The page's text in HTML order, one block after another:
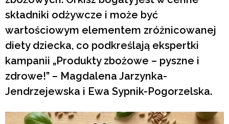
składniki odżywcze i może być
wartościowym elementem zróżnicowanej
diety dziecka, co podkreślają ekspertki
kampanii „Produkty zbożowe – pyszne i
zdrowe!” – Magdalena Jarzynka-
Jendrzejewska i Ewa Sypnik-Pogorzelska.